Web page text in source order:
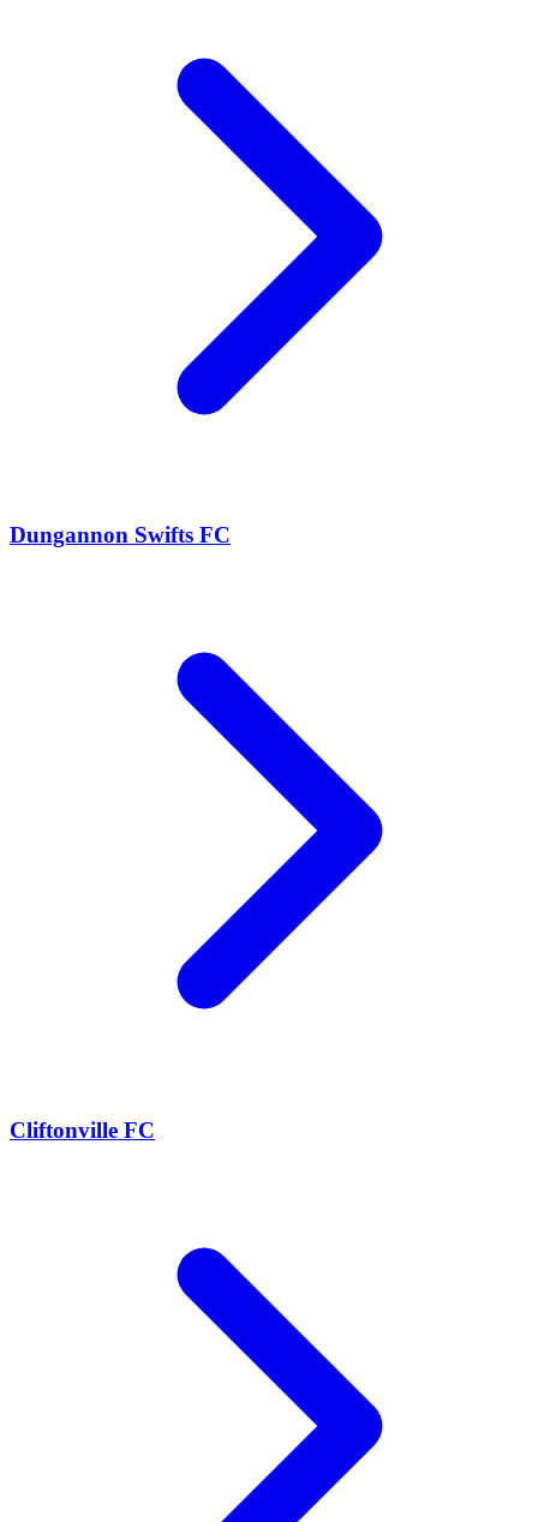
Dungannon Swifts FC
Cliftonville FC